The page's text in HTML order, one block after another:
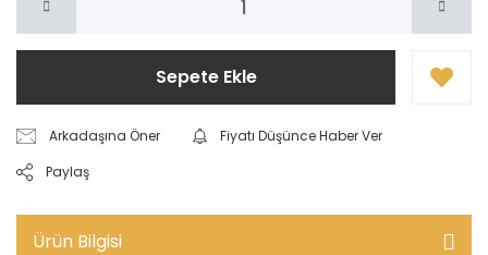
Sepete Ekle
Arkadaşına Öner
Fiyatı Düşünce Haber Ver
Paylaş
Ürün Bilgisi